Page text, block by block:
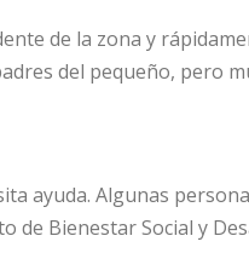
de la zona y
del pequeño, pero
ayuda. Algunas
de Bienestar Social y